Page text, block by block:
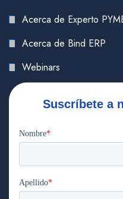
Acerca de Experto
Acerca de Bind ERP
Webinars
Suscríbete a